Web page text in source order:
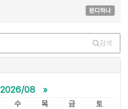
윈디하나
검색
2026/08 »
수 목 금
토